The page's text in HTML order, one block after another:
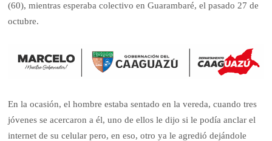
(60), mientras esperaba colectivo en Guarambaré, el pasado 27 de
octubre.
En la ocasión, el hombre estaba sentado en la vereda, cuando tres
jóvenes se acercaron a él, uno de ellos le dijo si le podía anclar el
internet de su celular pero, en eso, otro ya le agredió dejándole